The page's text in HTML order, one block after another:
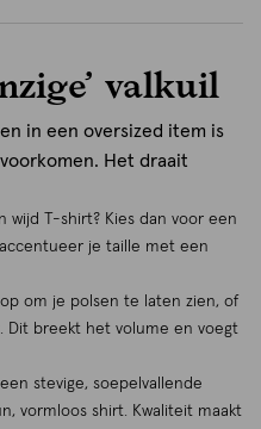
valkuil
in een oversized item is
Het draait
wijd T-shirt? Kies dan voor een
je taille met een
om je polsen te laten zien, of
Dit breekt het volume en voegt
stevige, soepelvallende
vormloos shirt. Kwaliteit maakt